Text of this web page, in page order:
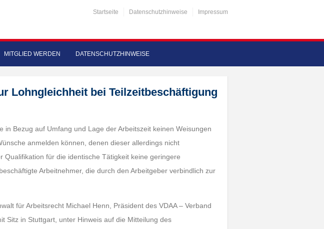
Startseite Datenschutzhinweise Impressum
MITGLIED WERDEN DATENSCHUTZHINWEISE
Lohngleichheit bei Teilzeitbeschäftigung
in Bezug auf Umfang und Lage der Arbeitszeit keinen Weisungen
anmelden können, denen dieser allerdings nicht
Qualifikation für die identische Tätigkeit keine geringere
Arbeitnehmer, die durch den Arbeitgeber verbindlich zur
für Arbeitsrecht Michael Henn, Präsident des VDAA – Verband
Sitz in Stuttgart, unter Hinweis auf die Mitteilung des